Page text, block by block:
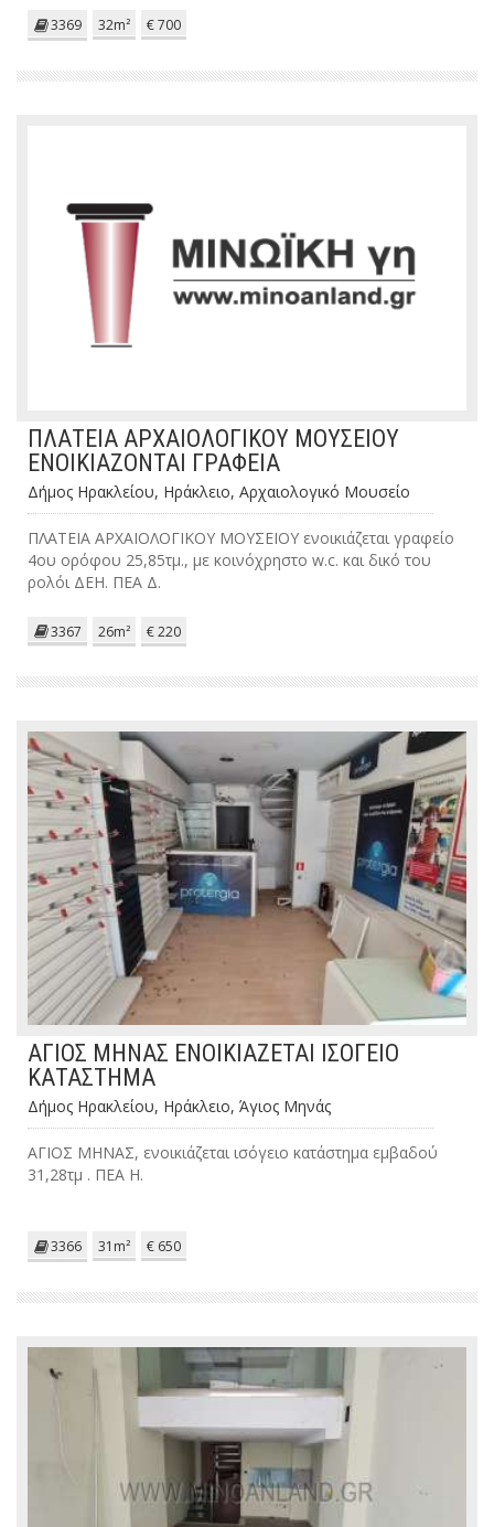
3369 32m² € 700
ΠΛΑΤΕΙΑ ΑΡΧΑΙΟΛΟΓΙΚΟΥ ΜΟΥΣΕΙΟΥ
ΕΝΟΙΚΙΑΖΟΝΤΑΙ ΓΡΑΦΕΙΑ
Δήμος Ηρακλείου, Ηράκλειο, Αρχαιολογικό Μουσείο
ΠΛΑΤΕΙΑ ΑΡΧΑΙΟΛΟΓΙΚΟΥ ΜΟΥΣΕΙΟΥ ενοικιάζεται γραφείο
4ου ορόφου 25,85τμ., με κοινόχρηστο w.c. και δικό του
ρολόι ΔΕΗ. ΠΕΑ Δ.
3367 26m² € 220
ΑΓΙΟΣ ΜΗΝΑΣ ΕΝΟΙΚΙΑΖΕΤΑΙ ΙΣΟΓΕΙΟ
ΚΑΤΑΣΤΗΜΑ
Δήμος Ηρακλείου, Ηράκλειο, Άγιος Μηνάς
ΑΓΙΟΣ ΜΗΝΑΣ, ενοικιάζεται ισόγειο κατάστημα εμβαδού
31,28τμ . ΠΕΑ Η.
3366 31m² € 650